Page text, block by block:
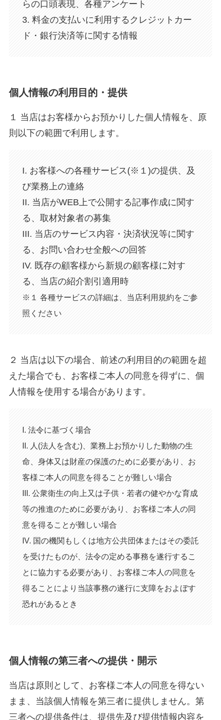
らの口頭表現、各種アンケート
3. 料金の支払いに利用するクレジットカー
ド・銀行決済等に関する情報
個人情報の利用目的・提供
１ 当店はお客様からお預かりした個人情報を、原
則以下の範囲で利用します。
I. お客様への各種サービス(※１)の提供、及
び業務上の連絡
II. 当店がWEB上で公開する記事作成に関す
る、取材対象者の募集
III. 当店のサービス内容・決済状況等に関す
る、お問い合わせ全般への回答
IV. 既存の顧客様から新規の顧客様に対す
る、当店の紹介割引適用時
※１ 各種サービスの詳細は、当店利用規約をご参
照ください
２ 当店は以下の場合、前述の利用目的の範囲を超
えた場合でも、お客様ご本人の同意を得ずに、個
人情報を使用する場合があります。
I. 法令に基づく場合
II. 人(法人を含む)、業務上お預かりした動物の生
命、身体又は財産の保護のために必要があり、お
客様ご本人の同意を得ることが難しい場合
III. 公衆衛生の向上又は子供・若者の健やかな育成
等の推進のために必要があり、お客様ご本人の同
意を得ることが難しい場合
IV. 国の機関もしくは地方公共団体またはその委託
を受けたものが、法令の定める事務を遂行するこ
とに協力する必要があり、お客様ご本人の同意を
得ることにより当該事務の遂行に支障をおよぼす
恐れがあるとき
個人情報の第三者への提供・開示
当店は原則として、お客様ご本人の同意を得ない
まま、当該個人情報を第三者に提供しません。第
三者への提供条件は、提供先及び提供情報内容を